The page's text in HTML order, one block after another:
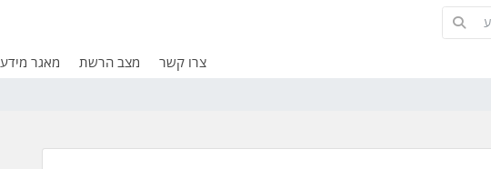
מאגר מידע מצב הרשת צרו קשר